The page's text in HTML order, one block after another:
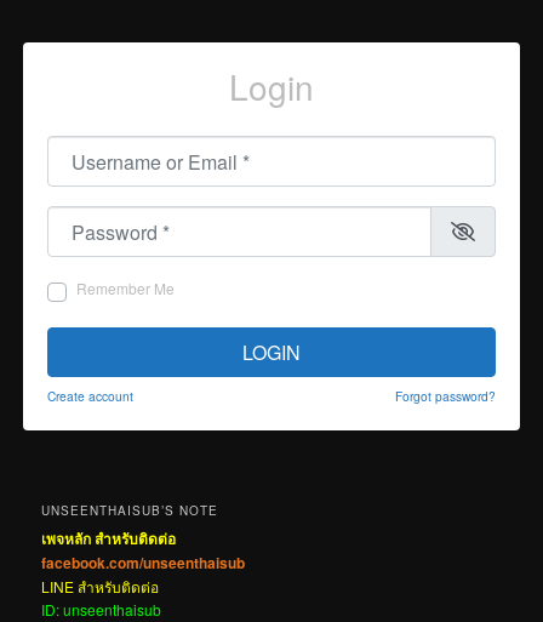
Login
Remember Me
LOGIN
Create account Forgot password?
UNSEENTHAISUB’S NOTE
เพจหลัก สำหรับติดต่อ
facebook.com/unseenthaisub
LINE สำหรับติดต่อ
ID: unseenthaisub